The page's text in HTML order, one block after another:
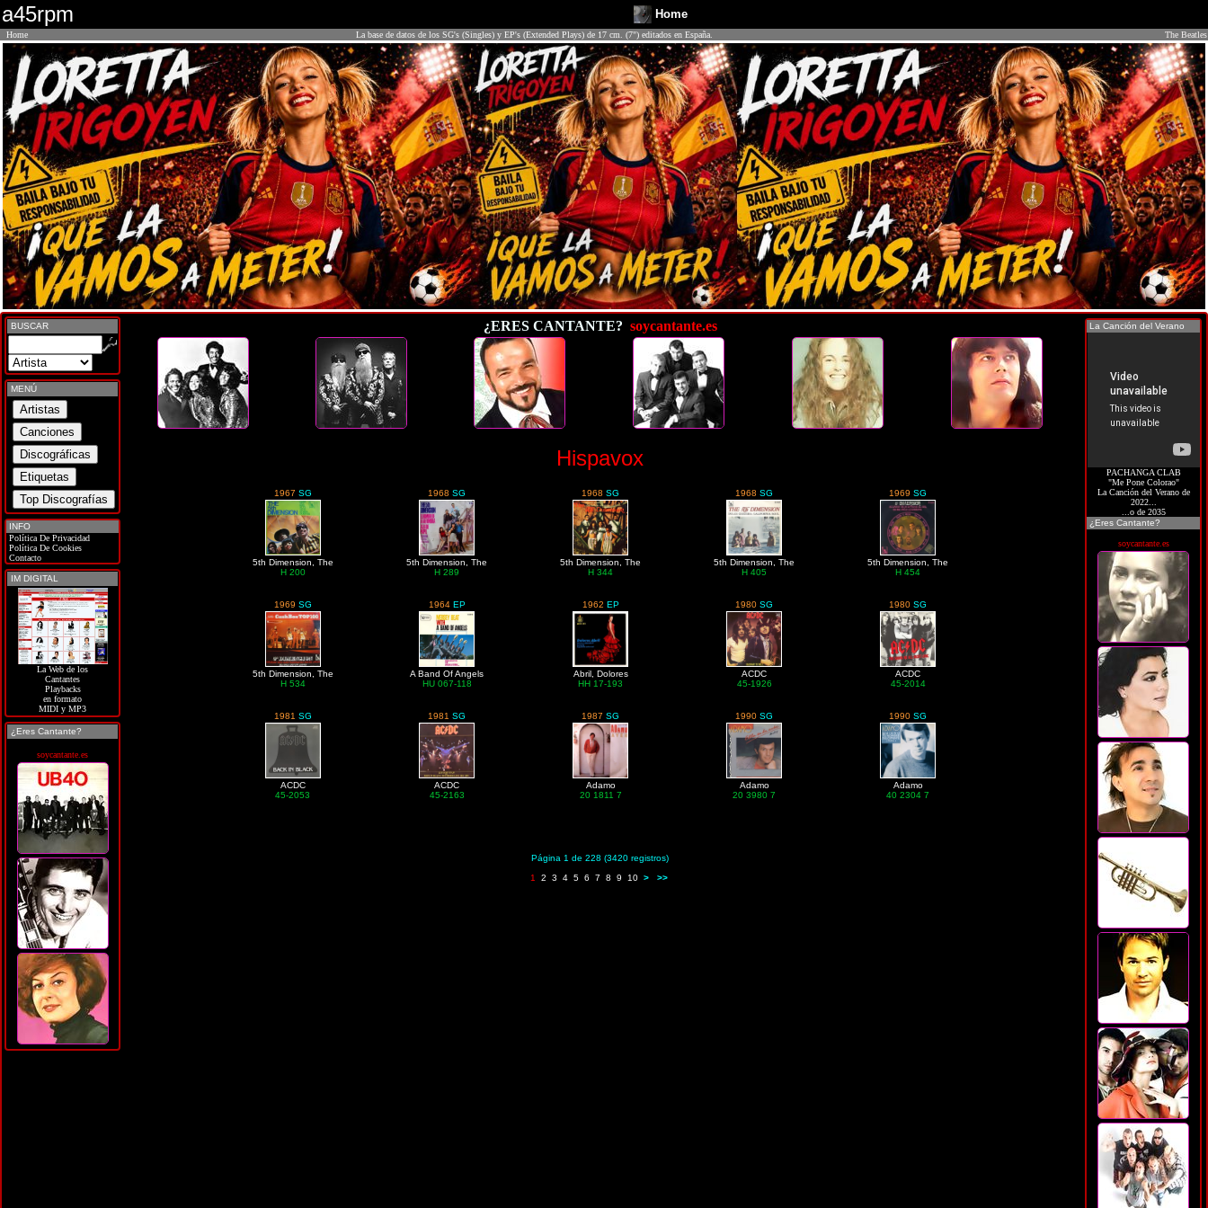
a45rpm Home
Home La base de datos de los SG's (Singles) y EP's (Extended Plays) de 17 cm. (7") editados en España. The Beatles
BUSCAR
MENÚ
INFO
Política De Privacidad
Política De Cookies
Contacto
IM DIGITAL
La Web de los
Cantantes
Playbacks
en formato
MIDI y MP3
¿Eres Cantante?
soycantante.es
¿ERES CANTANTE? soycantante.es
Hispavox
1967 SG
5th Dimension, The
H 200
1968 SG
5th Dimension, The
H 289
1968 SG
5th Dimension, The
H 344
1968 SG
5th Dimension, The
H 405
1969 SG
5th Dimension, The
H 454
1969 SG
5th Dimension, The
H 534
1964 EP
A Band Of Angels
HU 067-118
1962 EP
Abril, Dolores
HH 17-193
1980 SG
ACDC
45-1926
1980 SG
ACDC
45-2014
1981 SG
ACDC
45-2053
1981 SG
ACDC
45-2163
1987 SG
Adamo
20 1811 7
1990 SG
Adamo
20 3980 7
1990 SG
Adamo
40 2304 7
Página 1 de 228 (3420 registros)
1 2 3 4 5 6 7 8 9 10 > >>
La Canción del Verano
PACHANGA CLAB
"Me Pone Colorao"
La Canción del Verano de
2022...
...o de 2035
¿Eres Cantante?
soycantante.es